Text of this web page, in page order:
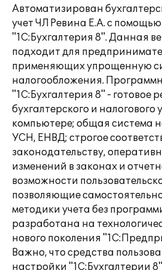
Автоматизирован
учет ЧЛ Ревина Е.А. с
"1С:Бухгалтерия 8". Данная
подходит для
применяющих упрощенную
налогообложения.
"1С:Бухгалтерия 8" - готовое
бухгалтерского и налогового
компьютере; общая система
УСН, ЕНВД; строгое
законодательству,
изменений в законах и
возможности
позволяющие
методики учета без
разработана на
нового поколения
Важно, что средства
настройки "1С:Бухгалтерии